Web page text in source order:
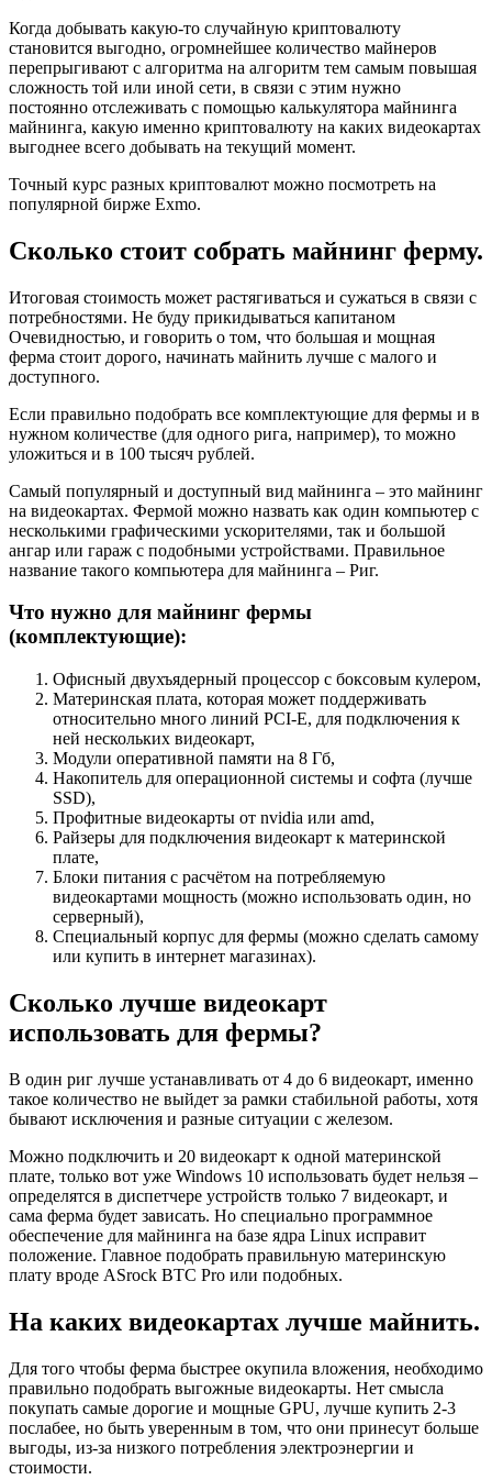
Когда добывать какую-то случайную криптовалюту
становится выгодно, огромнейшее количество майнеров
перепрыгивают с алгоритма на алгоритм тем самым повышая
сложность той или иной сети, в связи с этим нужно
постоянно отслеживать с помощью калькулятора майнинга
майнинга, какую именно криптовалюту на каких видеокартах
выгоднее всего добывать на текущий момент.
Точный курс разных криптовалют можно посмотреть на
популярной бирже Exmo.
Сколько стоит собрать майнинг ферму.
Итоговая стоимость может растягиваться и сужаться в связи с
потребностями. Не буду прикидываться капитаном
Очевидностью, и говорить о том, что большая и мощная
ферма стоит дорого, начинать майнить лучше с малого и
доступного.
Если правильно подобрать все комплектующие для фермы и в
нужном количестве (для одного рига, например), то можно
уложиться и в 100 тысяч рублей.
Самый популярный и доступный вид майнинга – это майнинг
на видеокартах. Фермой можно назвать как один компьютер с
несколькими графическими ускорителями, так и большой
ангар или гараж с подобными устройствами. Правильное
название такого компьютера для майнинга – Риг.
Что нужно для майнинг фермы
(комплектующие):
Офисный двухъядерный процессор с боксовым кулером,
Материнская плата, которая может поддерживать
относительно много линий PCI-E, для подключения к
ней нескольких видеокарт,
Модули оперативной памяти на 8 Гб,
Накопитель для операционной системы и софта (лучше
SSD),
Профитные видеокарты от nvidia или amd,
Райзеры для подключения видеокарт к материнской
плате,
Блоки питания с расчётом на потребляемую
видеокартами мощность (можно использовать один, но
серверный),
Специальный корпус для фермы (можно сделать самому
или купить в интернет магазинах).
Сколько лучше видеокарт
использовать для фермы?
В один риг лучше устанавливать от 4 до 6 видеокарт, именно
такое количество не выйдет за рамки стабильной работы, хотя
бывают исключения и разные ситуации с железом.
Можно подключить и 20 видеокарт к одной материнской
плате, только вот уже Windows 10 использовать будет нельзя –
определятся в диспетчере устройств только 7 видеокарт, и
сама ферма будет зависать. Но специально программное
обеспечение для майнинга на базе ядра Linux исправит
положение. Главное подобрать правильную материнскую
плату вроде ASrock BTC Pro или подобных.
На каких видеокартах лучше майнить.
Для того чтобы ферма быстрее окупила вложения, необходимо
правильно подобрать выгожные видеокарты. Нет смысла
покупать самые дорогие и мощные GPU, лучше купить 2-3
послабее, но быть уверенным в том, что они принесут больше
выгоды, из-за низкого потребления электроэнергии и
стоимости.